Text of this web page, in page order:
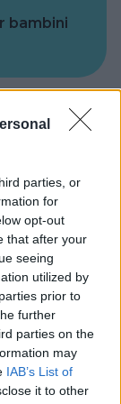
parties, or
for
opt-out
that after your
seeing
utilized by
prior to
further
parties on the
may
IAB’s List of
it to other
bambini